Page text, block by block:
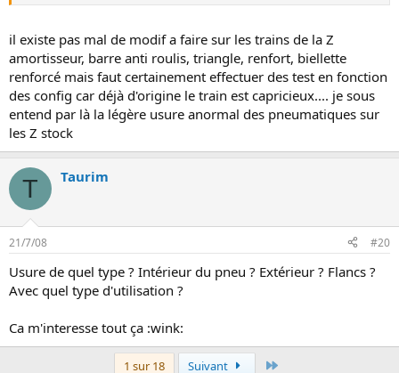
J'ai fait du tricycle au ring ce week end :lol:
Mettres des barres anti roulis plus raides est assurément la
modification la moins chère qu'on puisse faire qui joue à ce point
sur le comportement. Ca transfigure complètement la voiture. Mais
l'idéal, c'est évidement la totale : amortos réglables + ressorts
adaptés + barres réglables + ajustement de la géométrie en fonction
de tout ça et de l'usage qu'on va faire de la voiture.
C'est d'ailleurs un sujet que je n'ai pas encore creusé pour ma future
Z : quels réglages de géométrie pour un usage circuit.
Pour une BM, je connais (Cf. le commentaire en Anglais) mais
j'imagine que le train avant double triangle de la Z doit nécessiter
Mais je disgresse... :wink:
il existe pas mal de modif a faire sur les trains de la Z
amortisseur, barre anti roulis, triangle, renfort, biellette
renforcé mais faut certainement effectuer des test en fonction
des config car déjà d'origine le train est capricieux.... je sous
entend par là la légère usure anormal des pneumatiques sur
les Z stock
T Taurim
21/7/08 #20
Usure de quel type ? Intérieur du pneu ? Extérieur ? Flancs ?
Avec quel type d'utilisation ?
Ca m'interesse tout ça :wink:
1 sur 18 Suivant